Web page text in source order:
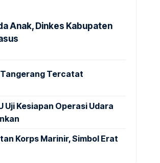
Anak, Dinkes Kabupaten
Tercatat
Uji Kesiapan Operasi Udara
Korps Marinir, Simbol Erat